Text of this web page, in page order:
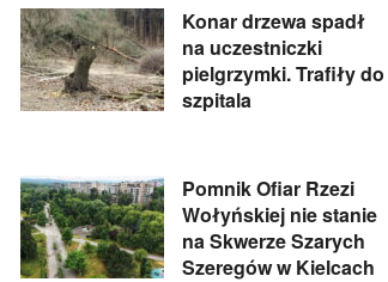
Konar drzewa spadł
na uczestniczki
pielgrzymki. Trafiły do
szpitala
Pomnik Ofiar Rzezi
Wołyńskiej nie stanie
na Skwerze Szarych
Szeregów w Kielcach